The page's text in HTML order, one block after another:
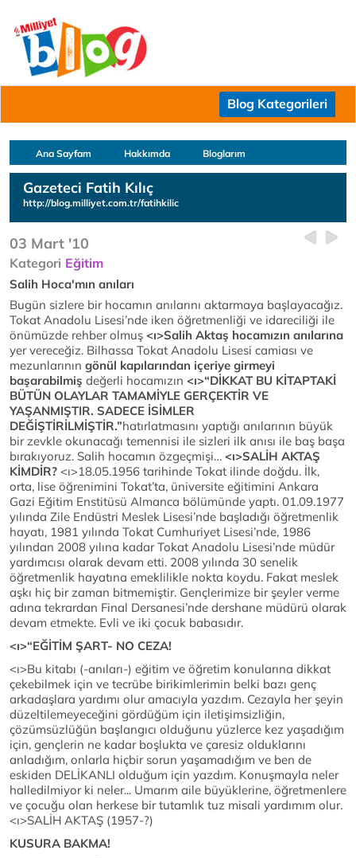
Blog Kategorileri
Ana Sayfam Hakkımda Bloglarım
Gazeteci Fatih Kılıç
http://blog.milliyet.com.tr/fatihkilic
03 Mart '10
Kategori Eğitim
Salih Hoca'mın anıları
Bugün sizlere bir hocamın anılarını aktarmaya başlayacağız.
Tokat Anadolu Lisesi’nde iken öğretmenliği ve idareciliği ile
önümüzde rehber olmuş <ı>Salih Aktaş hocamızın anılarına
yer vereceğiz. Bilhassa Tokat Anadolu Lisesi camiası ve
mezunlarının gönül kapılarından içeriye girmeyi
başarabilmiş değerli hocamızın <ı>“DİKKAT BU KİTAPTAKİ
BÜTÜN OLAYLAR TAMAMİYLE GERÇEKTİR VE
YAŞANMIŞTIR. SADECE İSİMLER
DEĞİŞTİRİLMİŞTİR.”hatırlatmasını yaptığı anılarının büyük
bir zevkle okunacağı temennisi ile sizleri ilk anısı ile baş başa
bırakıyoruz. Salih hocamın özgeçmişi… <ı>SALİH AKTAŞ
KİMDİR? <ı>18.05.1956 tarihinde Tokat ilinde doğdu. İlk,
orta, lise öğrenimini Tokat’ta, üniversite eğitimini Ankara
Gazi Eğitim Enstitüsü Almanca bölümünde yaptı. 01.09.1977
yılında Zile Endüstri Meslek Lisesi’nde başladığı öğretmenlik
hayatı, 1981 yılında Tokat Cumhuriyet Lisesi’nde, 1986
yılından 2008 yılına kadar Tokat Anadolu Lisesi’nde müdür
yardımcısı olarak devam etti. 2008 yılında 30 senelik
öğretmenlik hayatına emeklilikle nokta koydu. Fakat meslek
aşkı hiç bir zaman bitmemiştir. Gençlerimize bir şeyler verme
adına tekrardan Final Dersanesi’nde dershane müdürü olarak
devam etmekte. Evli ve iki çocuk babasıdır.
<ı>“EĞİTİM ŞART- NO CEZA!
<ı>Bu kitabı (-anıları-) eğitim ve öğretim konularına dikkat
çekebilmek için ve tecrübe birikimlerimin belki bazı genç
arkadaşlara yardımı olur amacıyla yazdım. Cezayla her şeyin
düzeltilemeyeceğini gördüğüm için iletişimsizliğin,
çözümsüzlüğün başlangıcı olduğunu yüzlerce kez yaşadığım
için, gençlerin ne kadar boşlukta ve çaresiz olduklarını
anladığım, onlarla hiçbir sorun yaşamadığım ve ben de
eskiden DELİKANLI olduğum için yazdım. Konuşmayla neler
halledilmiyor ki neler... Umarım aile büyüklerine, öğretmenlere
ve çocuğu olan herkese bir tutamlık tuz misali yardımım olur.
<ı>SALİH AKTAŞ (1957-?)
KUSURA BAKMA!